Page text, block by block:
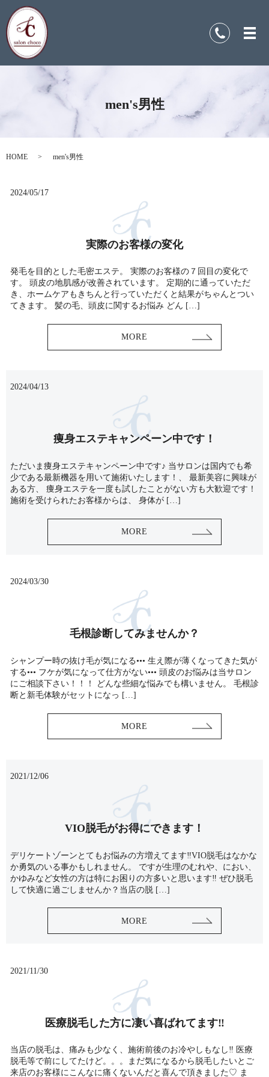
men's男性
HOME men's男性
2024/05/17
実際のお客様の変化
発毛を目的とした毛密エステ。 実際のお客様の７回目の変化で
す。 頭皮の地肌感が改善されています。 定期的に通っていただ
き、ホームケアもきちんと行っていただくと結果がちゃんとつい
てきます。 髪の毛、頭皮に関するお悩み どん […]
MORE
2024/04/13
痩身エステキャンペーン中です！
ただいま痩身エステキャンペーン中です♪ 当サロンは国内でも希
少である最新機器を用いて施術いたします！、 最新美容に興味が
ある方、 痩身エステを一度も試したことがない方も大歓迎です！
施術を受けられたお客様からは、 身体が […]
MORE
2024/03/30
毛根診断してみませんか？
シャンプー時の抜け毛が気になる••• 生え際が薄くなってきた気が
する••• フケが気になって仕方がない••• 頭皮のお悩みは当サロン
にご相談下さい！！！ どんな些細な悩みでも構いません。 毛根診
断と新毛体験がセットになっ […]
MORE
2021/12/06
VIO脱毛がお得にできます！
デリケートゾーンとてもお悩みの方増えてます‼️VIO脱毛はなかな
か勇気のいる事かもしれません。 ですが生理のむれや、におい、
かゆみなど女性の方は特にお困りの方多いと思います‼️ ぜひ脱毛
して快適に過ごしませんか？当店の脱 […]
MORE
2021/11/30
医療脱毛した方に凄い喜ばれてます‼️
当店の脱毛は、痛みも少なく、施術前後のお冷やしもなし‼️ 医療
脱毛等で前にしてたけど。。。まだ気になるから脱毛したいとご
来店のお客様にこんなに痛くないんだと喜んで頂きました♡ ま